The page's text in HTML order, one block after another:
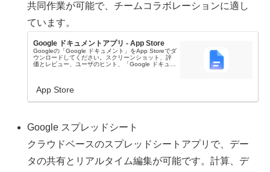
共同作業が可能で、チームコラボレーションに適し
ています。
Google ドキュメントアプリ - App Store
Googleの「Google ドキュメント」をApp Storeでダ
ウンロードしてください。スクリーンショット、評
価とレビュー、ユーザのヒント、「Google ドキュメ
App Store
Google スプレッドシート
クラウドベースのスプレッドシートアプリで、デー
タの共有とリアルタイム編集が可能です。計算、デ